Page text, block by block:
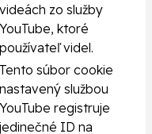
videách zo služby
YouTube, ktoré
používateľ videl.
Tento súbor cookie
nastavený službou
YouTube registruje
jedinečné ID na